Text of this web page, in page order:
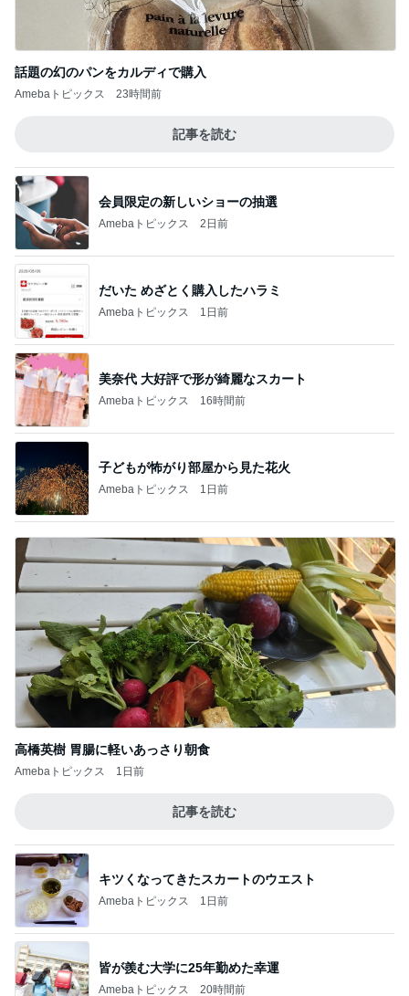
話題の幻のパンをカルディで購入
Amebaトピックス 23時間前
記事を読む
会員限定の新しいショーの抽選
Amebaトピックス 2日前
だいた めざとく購入したハラミ
Amebaトピックス 1日前
美奈代 大好評で形が綺麗なスカート
Amebaトピックス 16時間前
子どもが怖がり部屋から見た花火
Amebaトピックス 1日前
高橋英樹 胃腸に軽いあっさり朝食
Amebaトピックス 1日前
記事を読む
キツくなってきたスカートのウエスト
Amebaトピックス 1日前
皆が羨む大学に25年勤めた幸運
Amebaトピックス 20時間前